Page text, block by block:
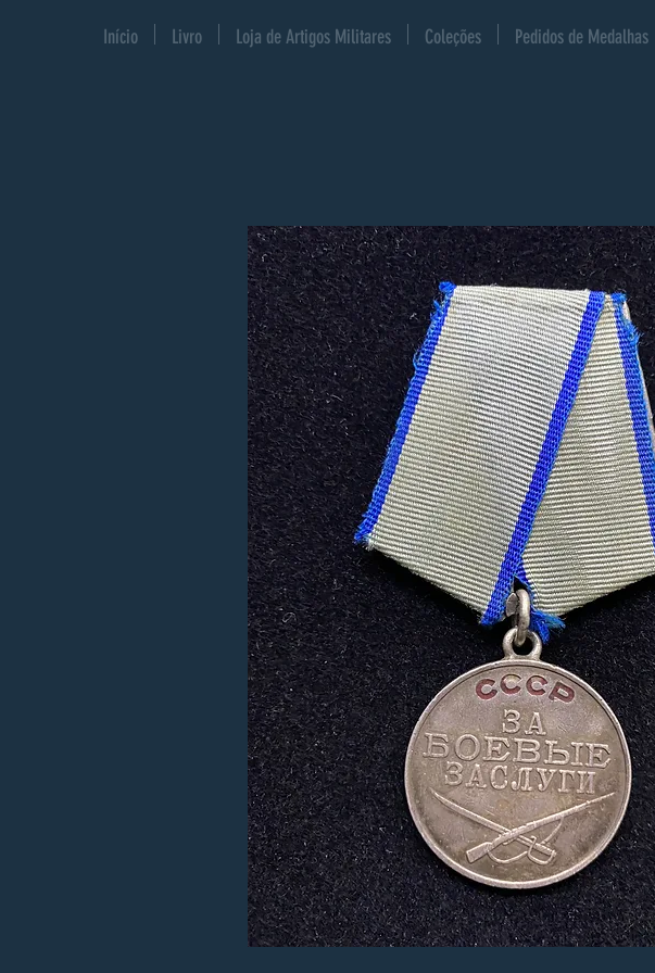
Início Livro Loja de Artigos Militares Coleções Pedidos de Medalhas